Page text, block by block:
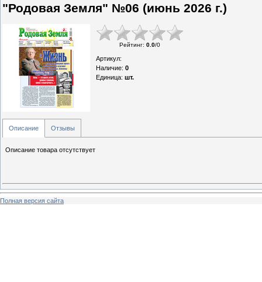
"Родовая Земля" №06 (июнь 2026 г.)
Рейтинг: 0.0/0
Артикул:
Наличие: 0
Единица: шт.
Описание Отзывы
Описание товара отсутствует
Полная версия сайта